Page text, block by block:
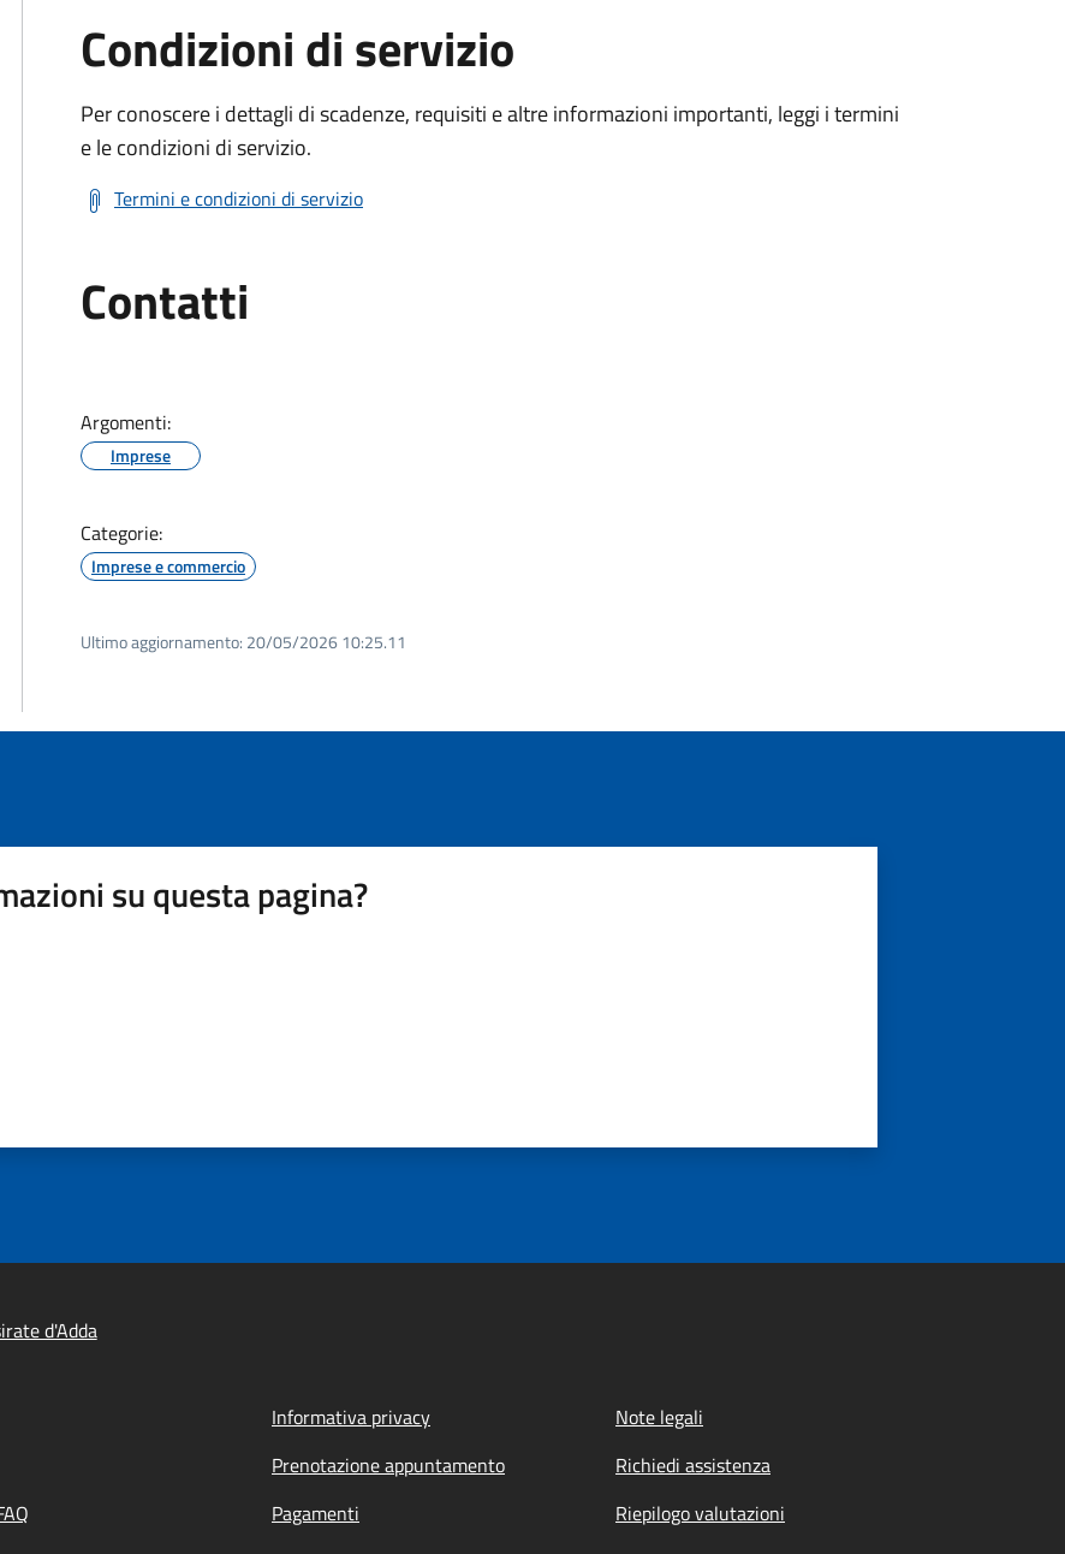
Condizioni di servizio
Per conoscere i dettagli di scadenze, requisiti e altre informazioni importanti, leggi i termini
e le condizioni di servizio.
Termini e condizioni di servizio
Contatti
Argomenti:
Imprese
Categorie:
Imprese e commercio
Ultimo aggiornamento: 20/05/2026 10:25.11
su questa pagina?
d'Adda
Informativa privacy
Note legali
Prenotazione appuntamento
Richiedi assistenza
Pagamenti
Riepilogo valutazioni